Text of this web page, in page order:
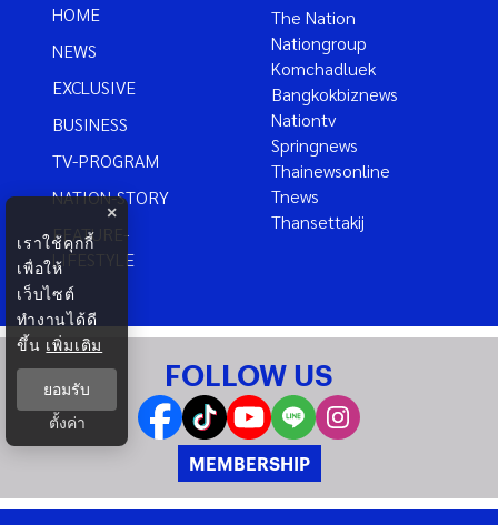
HOME
NEWS
EXCLUSIVE
BUSINESS
TV-PROGRAM
NATION-STORY
FEATURE-
LIFESTYLE
The Nation
Nationgroup
Komchadluek
Bangkokbiznews
Nationtv
Springnews
Thainewsonline
Tnews
Thansettakij
FOLLOW US
MEMBERSHIP
×
เราใช้คุกกี้
เพื่อให้
เว็บไซต์
ทำงานได้ดี
ขึ้น เพิ่มเติม
ยอมรับ
ตั้งค่า